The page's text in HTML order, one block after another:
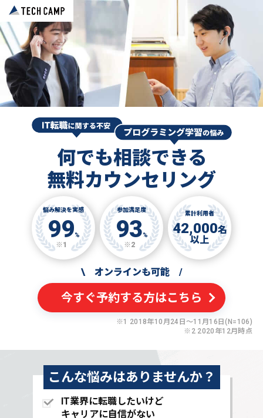
何でも相談できる
無料カウンセリング
悩み解決を実感
99%
※1
参加満足度
93%
※2
累計利用者
42,000名
以上
\ オンラインも可能 /
今すぐ予約する方はこちら
※1 2018年10月24日〜11月16日(N=106)
※2 2020年12月時点
こんな悩みはありませんか？
IT業界に転職したいけど
キャリアに自信がない